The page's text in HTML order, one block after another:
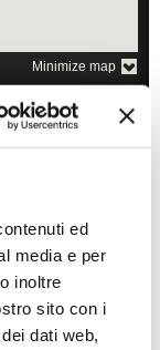
ed
media e per
inoltre
sito con i
dati web,
Minimize map